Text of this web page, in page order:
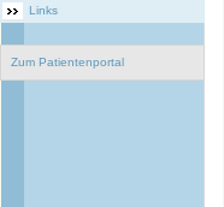
Links
Zum Patientenportal